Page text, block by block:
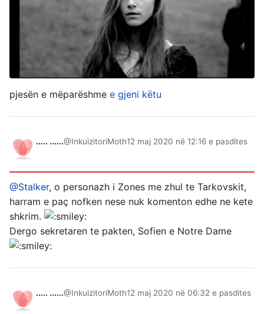
pjesën e mëparëshme e gjeni këtu
..... ......@InkuizitoriMoth12 maj 2020 në 12:16 e pasdites
@Stalker, o personazh i Zones me zhul te Tarkovskit,
harram e paç nofken nese nuk komenton edhe ne kete
shkrim.
Dergo sekretaren te pakten, Sofien e Notre Dame
..... ......@InkuizitoriMoth12 maj 2020 në 06:32 e pasdites